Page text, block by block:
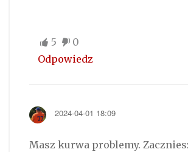
5
0
Odpowiedz
2024-04-01 18:09
Masz kurwa problemy.